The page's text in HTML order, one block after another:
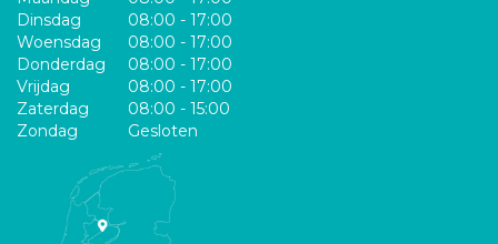
Dinsdag
08:00 - 17:00
Woensdag
08:00 - 17:00
Donderdag
08:00 - 17:00
Vrijdag
08:00 - 17:00
Zaterdag
08:00 - 15:00
Zondag
Gesloten